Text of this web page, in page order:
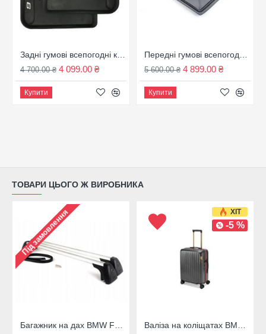
4 700.00 ₴ 4 099.00 ₴
Купити
5 600.00 ₴ 4 899.00 ₴
Купити
ТОВАРИ ЦЬОГО Ж ВИРОБНИКА
Під замовлення
Багажник на дах BMW F31, 82712350124
ХІТ
-5 %
Валіза на коліщатах BMW M темно-сіра 43 л. 80225A7C973